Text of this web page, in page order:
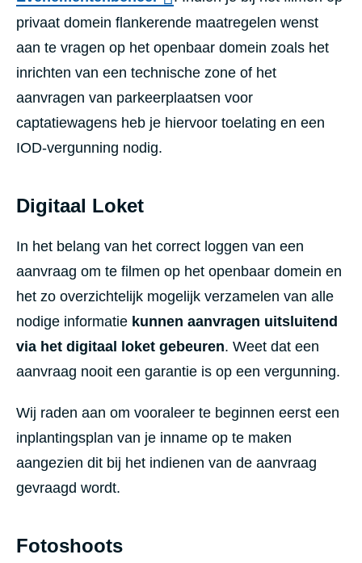
privaat domein flankerende maatregelen wenst
aan te vragen op het openbaar domein zoals het
inrichten van een technische zone of het
aanvragen van parkeerplaatsen voor
captatiewagens heb je hiervoor toelating en een
IOD-vergunning nodig.
Digitaal Loket
In het belang van het correct loggen van een
aanvraag om te filmen op het openbaar domein en
het zo overzichtelijk mogelijk verzamelen van alle
nodige informatie kunnen aanvragen uitsluitend
via het digitaal loket gebeuren. Weet dat een
aanvraag nooit een garantie is op een vergunning.
Wij raden aan om vooraleer te beginnen eerst een
inplantingsplan van je inname op te maken
aangezien dit bij het indienen van de aanvraag
gevraagd wordt.
Fotoshoots